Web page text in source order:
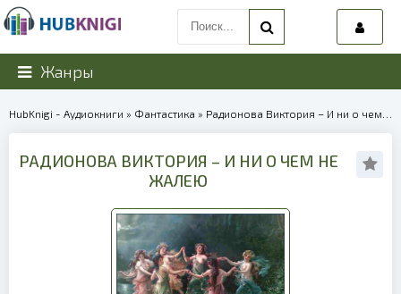
Жанры
HubKnigi - Аудиокниги » Фантастика » Радионова Виктория – И ни о чем не жалею | 39925
РАДИОНОВА ВИКТОРИЯ – И НИ О ЧЕМ НЕ
ЖАЛЕЮ